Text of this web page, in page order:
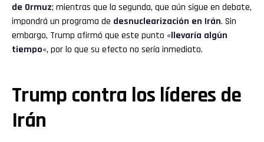
de Ormuz; mientras que la segunda, que aún sigue en debate,
impondrá un programa de desnuclearización en Irán. Sin
embargo, Trump afirmó que este punto «llevaría algún
tiempo«, por lo que su efecto no sería inmediato.
Trump contra los líderes de
Irán